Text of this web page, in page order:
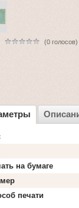
(0 голосов)
на бумаге
печати